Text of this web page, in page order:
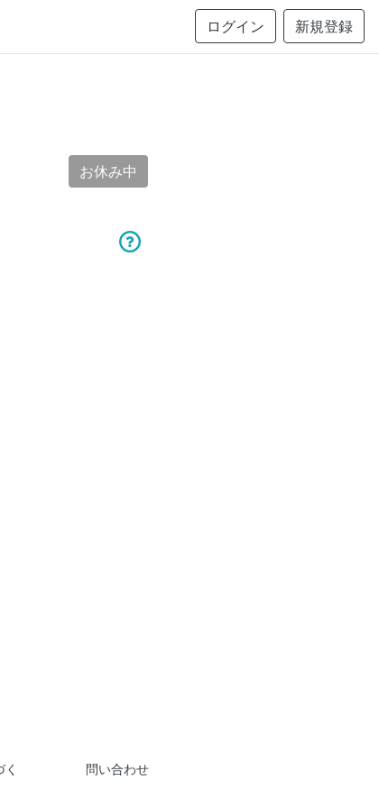
ログイン 新規登録
お休み中
問い合わせ